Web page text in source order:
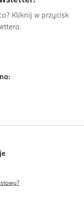
Kliknij w przycisk